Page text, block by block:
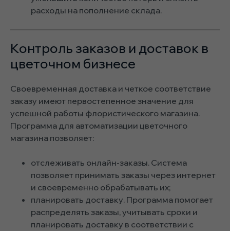
расходы на пополнение склада.
Контроль заказов и доставок в
цветочном бизнесе
Своевременная доставка и четкое соответствие
заказу имеют первостепенное значение для
успешной работы флористического магазина.
Программа для автоматизации цветочного
магазина позволяет:
отслеживать онлайн-заказы. Система
позволяет принимать заказы через интернет
и своевременно обрабатывать их;
планировать доставку. Программа помогает
распределять заказы, учитывать сроки и
планировать доставку в соответствии с